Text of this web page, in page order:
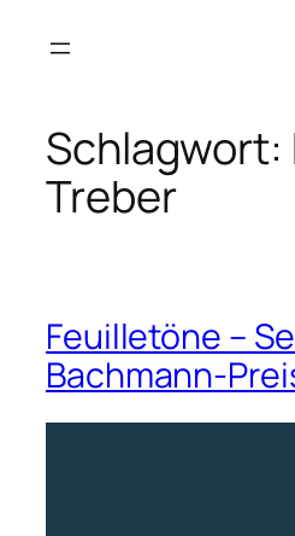
Inhalt
Schlagwort:
Treber
Feuilletöne –
Bachmann-